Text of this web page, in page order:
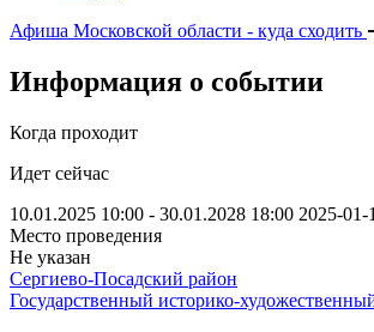
Афиша Московской области - куда сходить
Информация о событии
Когда проходит
Идет сейчас
10.01.2025 10:00 - 30.01.2028 18:00 2025-01-
Место проведения
Не указан
Сергиево-Посадский район
Государственный историко-